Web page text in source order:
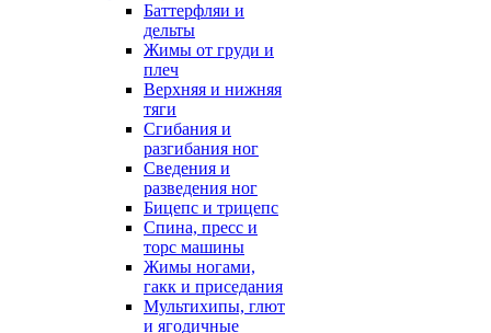
Баттерфляи и
дельты
Жимы от груди и
плеч
Верхняя и нижняя
тяги
Сгибания и
разгибания ног
Сведения и
разведения ног
Бицепс и трицепс
Спина, пресс и
торс машины
Жимы ногами,
гакк и приседания
Мультихипы, глют
и ягодичные